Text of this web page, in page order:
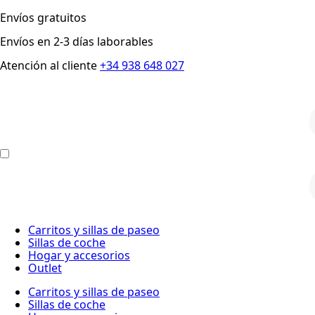
Envíos gratuitos
Envíos en 2-3 días laborables
Atención al cliente+34 938 648 027
Carritos y sillas de paseo
Sillas de coche
Hogar y accesorios
Outlet
Carritos y sillas de paseo
Sillas de coche